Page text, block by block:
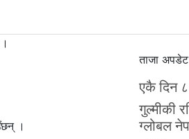
।
ताजा अपडेट
एकै दिन
गुल्मीकी
ग्लोबल